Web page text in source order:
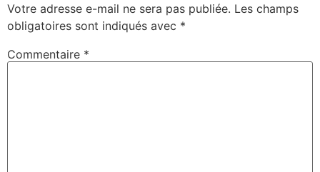
Votre adresse e-mail ne sera pas publiée. Les champs
obligatoires sont indiqués avec *
Commentaire *